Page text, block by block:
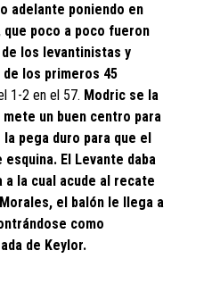
adelante poniendo en
que poco a poco fueron
los levantinistas y
los primeros 45
1-2 en el 57. Modric se la
un buen centro para
pega duro para que el
esquina. El Levante daba
a la cual acude al recate
el balón le llega a
como
de Keylor.